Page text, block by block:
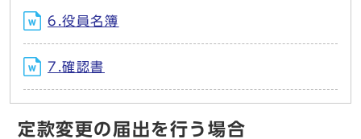
6.役員名簿
7.確認書
定款変更の届出を行う場合